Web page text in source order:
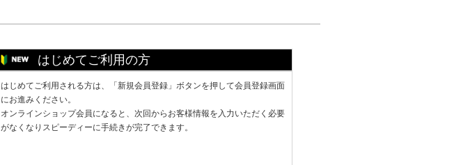
はじめてご利用の方
はじめてご利用される方は、「新規会員登録」ボタンを押して会員登録画面
にお進みください。
オンラインショップ会員になると、次回からお客様情報を入力いただく必要
がなくなりスピーディーに手続きが完了できます。